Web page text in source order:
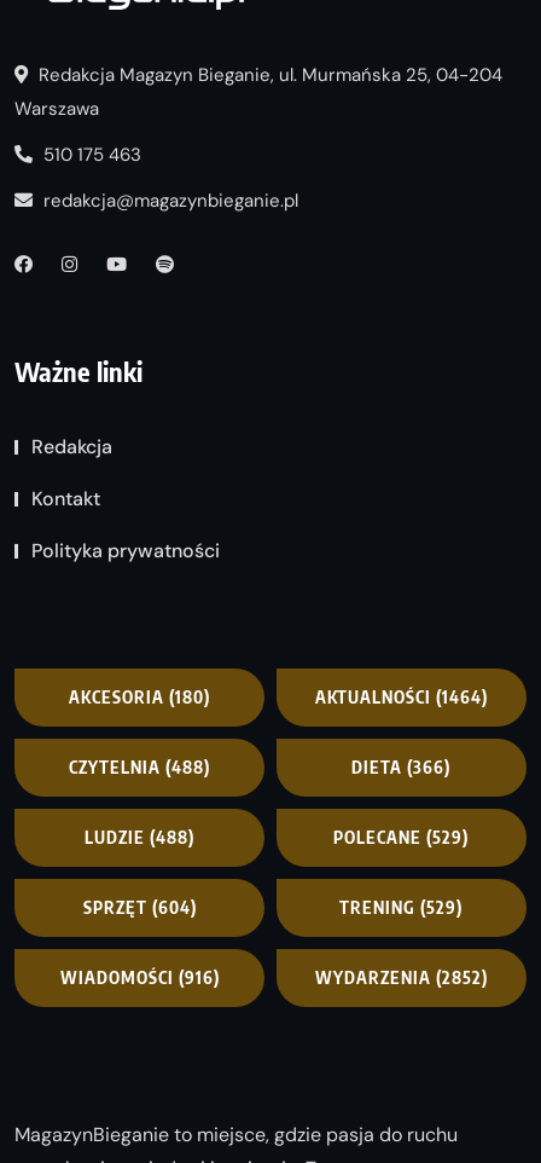
Redakcja Magazyn Bieganie, ul. Murmańska 25, 04-204
Warszawa
510 175 463
redakcja@magazynbieganie.pl
Ważne linki
Redakcja
Kontakt
Polityka prywatności
AKCESORIA (180) AKTUALNOŚCI (1464)
CZYTELNIA (488) DIETA (366)
LUDZIE (488) POLECANE (529)
SPRZĘT (604) TRENING (529)
WIADOMOŚCI (916) WYDARZENIA (2852)
MagazynBieganie to miejsce, gdzie pasja do ruchu